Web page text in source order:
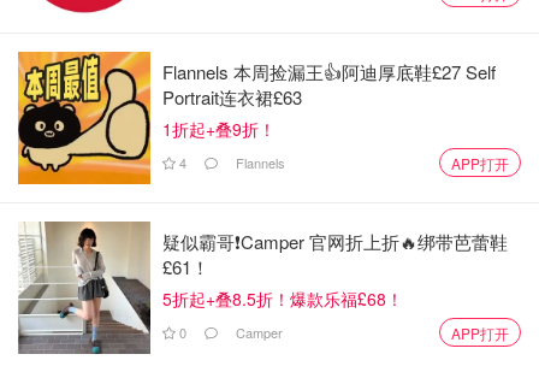
Jessica雯 16
Flannels 本周捡漏王👍阿迪厚底鞋£27 Self
Portrait连衣裙£63
1折起+叠9折！
4 Flannels APP打开
疑似霸哥❗️Camper 官网折上折🔥绑带芭蕾鞋
£61！
5折起+叠8.5折！爆款乐福£68！
0 Camper APP打开